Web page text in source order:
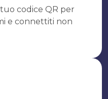
codice QR per
e connettiti non